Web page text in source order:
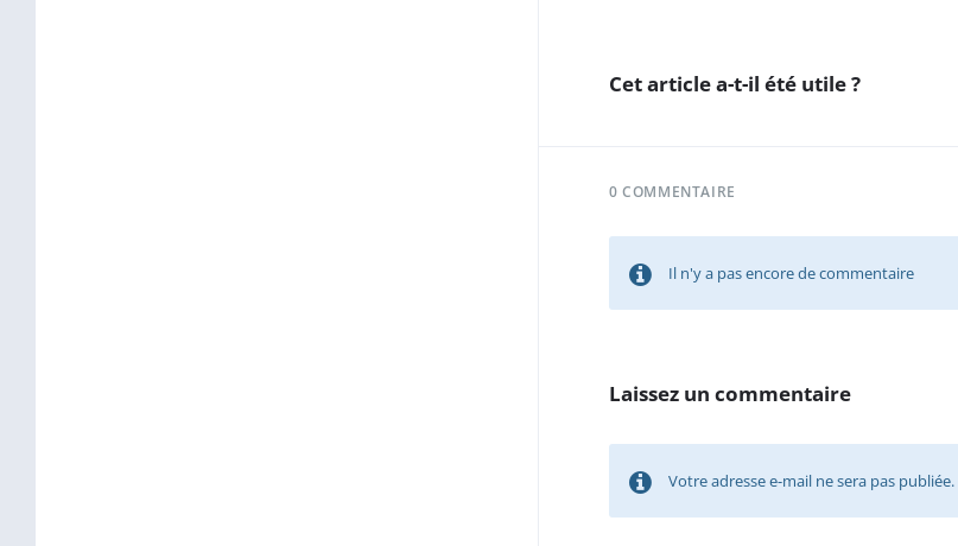
Cet article a-t-il été utile ?
0 COMMENTAIRE
Il n'y a pas encore de commentaire
Laissez un commentaire
Votre adresse e-mail ne sera pas publiée.